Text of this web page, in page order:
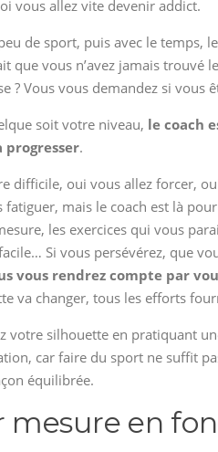
vous allez vite devenir addict.
de sport, puis avec le temps,
que vous n’avez jamais trouvé
? Vous vous demandez si vous
soit votre niveau, le coach
.
difficile, oui vous allez forcer,
fatiguer, mais le coach est là
les exercices qui vous
Si vous persévérez, que
vous rendrez compte par
va changer, tous les efforts
votre silhouette en pratiquant
car faire du sport ne suffit
équilibrée.
mesure en